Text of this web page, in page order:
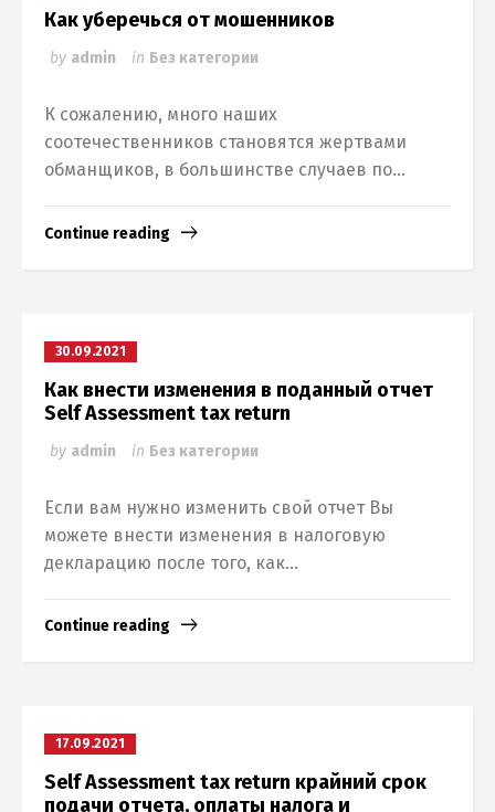
Как уберечься от мошенников
by admin in Без категории
К сожалению, много наших
соотечественников становятся жертвами
обманщиков, в большинстве случаев по...
Continue reading
30.09.2021
Как внести изменения в поданный отчет
Self Assessment tax return
by admin in Без категории
Если вам нужно изменить свой отчет Вы
можете внести изменения в налоговую
декларацию после того, как...
Continue reading
17.09.2021
Self Assessment tax return крайний срок
подачи отчета, оплаты налога и